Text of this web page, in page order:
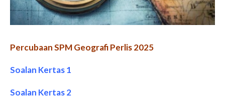
Percubaan SPM Geografi Perlis 2025
Soalan Kertas 1
Soalan Kertas 2